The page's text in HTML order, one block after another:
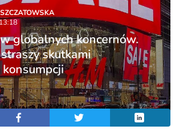
globalnych koncernów.
skutkami